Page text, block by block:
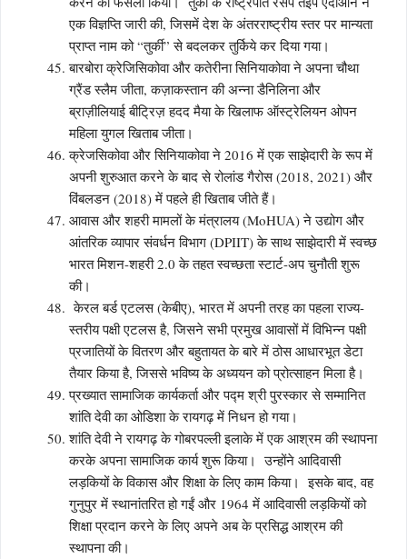
एक विज्ञप्ति जारी की, जिसमें देश के अंतरराष्ट्रीय स्तर पर मान्यता
प्राप्त नाम को “तुर्की” से बदलकर तुर्किये कर दिया गया।
बारबोरा क्रेजिसिकोवा और कतेरीना सिनियाकोवा ने अपना चौथा
ग्रैंड स्लैम जीता, कज़ाकस्तान की अन्ना डैनिलिना और
ब्राज़ीलियाई बीट्रिज़ हदद मैया के खिलाफ ऑस्ट्रेलियन ओपन
महिला युगल खिताब जीता।
क्रेजसिकोवा और सिनियाकोवा ने 2016 में एक साझेदारी के रूप में
अपनी शुरुआत करने के बाद से रोलांड गैरोस (2018, 2021) और
विंबलडन (2018) में पहले ही खिताब जीते हैं।
आवास और शहरी मामलों के मंत्रालय (MoHUA) ने उद्योग और
आंतरिक व्यापार संवर्धन विभाग (DPIIT) के साथ साझेदारी में स्वच्छ
भारत मिशन-शहरी 2.0 के तहत स्वच्छता स्टार्ट-अप चुनौती शुरू
की।
केरल बर्ड एटलस (केबीए), भारत में अपनी तरह का पहला राज्य-
स्तरीय पक्षी एटलस है, जिसने सभी प्रमुख आवासों में विभिन्न पक्षी
प्रजातियों के वितरण और बहुतायत के बारे में ठोस आधारभूत डेटा
तैयार किया है, जिससे भविष्य के अध्ययन को प्रोत्साहन मिला है।
प्रख्यात सामाजिक कार्यकर्ता और पद्म श्री पुरस्कार से सम्मानित
शांति देवी का ओडिशा के रायगढ़ में निधन हो गया।
शांति देवी ने रायगढ़ के गोबरपल्ली इलाके में एक आश्रम की स्थापना
करके अपना सामाजिक कार्य शुरू किया। उन्होंने आदिवासी
लड़कियों के विकास और शिक्षा के लिए काम किया। इसके बाद, वह
गुनुपुर में स्थानांतरित हो गईं और 1964 में आदिवासी लड़कियों को
शिक्षा प्रदान करने के लिए अपने अब के प्रसिद्ध आश्रम की
स्थापना की।